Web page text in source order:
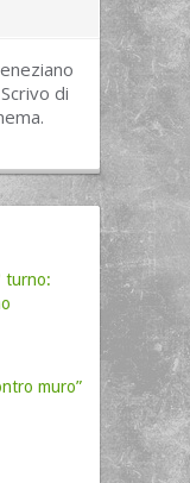
di
turno:
muro”